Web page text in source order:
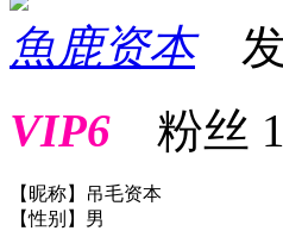
魚鹿资本发
VIP6 粉丝
【昵称】吊毛资本
【性别】男